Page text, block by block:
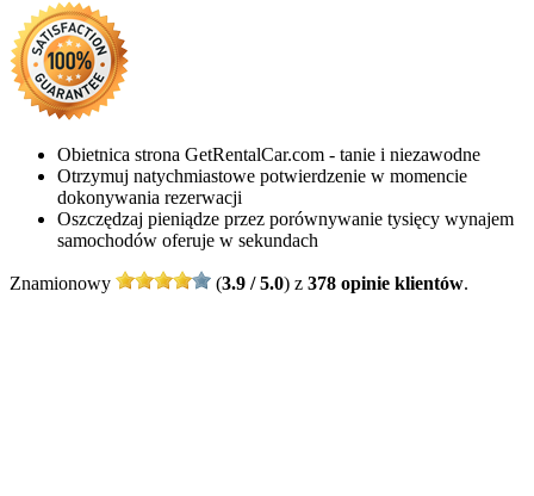
Obietnica strona GetRentalCar.com - tanie i niezawodne
Otrzymuj natychmiastowe potwierdzenie w momencie
dokonywania rezerwacji
Oszczędzaj pieniądze przez porównywanie tysięcy wynajem
samochodów oferuje w sekundach
Znamionowy (3.9 / 5.0) z 378 opinie klientów.